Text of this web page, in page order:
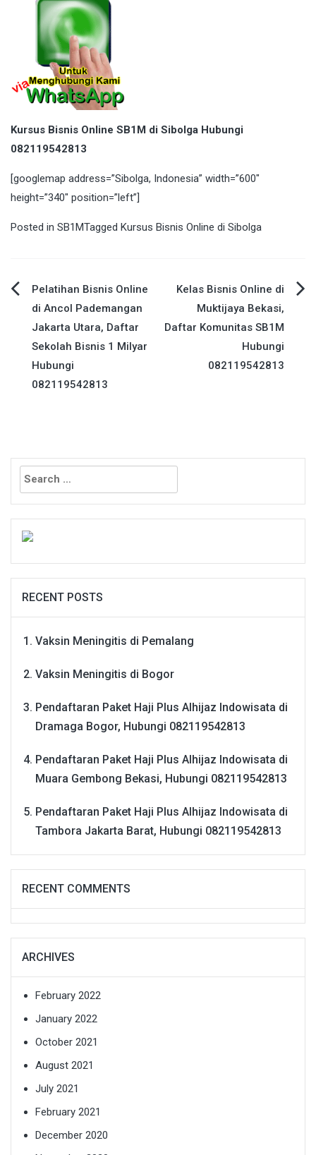
Kursus Bisnis Online SB1M di Sibolga Hubungi
082119542813
[googlemap address=”Sibolga, Indonesia” width=”600″
height=”340″ position=”left”]
Posted in SB1MTagged Kursus Bisnis Online di Sibolga
Post
navigation
Pelatihan Bisnis Online
di Ancol Pademangan
Jakarta Utara, Daftar
Sekolah Bisnis 1 Milyar
Hubungi
082119542813
Kelas Bisnis Online di
Muktijaya Bekasi,
Daftar Komunitas SB1M
Hubungi
082119542813
Search
for:
RECENT POSTS
Vaksin Meningitis di Pemalang
Vaksin Meningitis di Bogor
Pendaftaran Paket Haji Plus Alhijaz Indowisata di
Dramaga Bogor, Hubungi 082119542813
Pendaftaran Paket Haji Plus Alhijaz Indowisata di
Muara Gembong Bekasi, Hubungi 082119542813
Pendaftaran Paket Haji Plus Alhijaz Indowisata di
Tambora Jakarta Barat, Hubungi 082119542813
RECENT COMMENTS
ARCHIVES
February 2022
January 2022
October 2021
August 2021
July 2021
February 2021
December 2020